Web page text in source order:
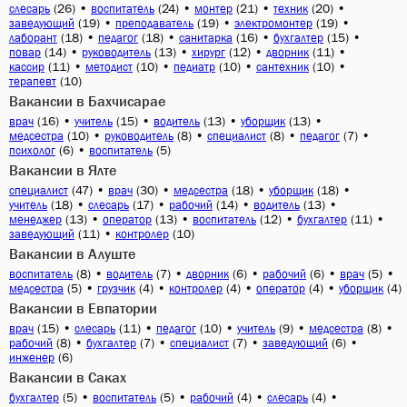
слесарь (26) • воспитатель (24) • монтер (21) • техник (20) •
заведующий (19) • преподаватель (19) • электромонтер (19) •
лаборант (18) • педагог (18) • санитарка (16) • бухгалтер (15) •
повар (14) • руководитель (13) • хирург (12) • дворник (11) •
кассир (11) • методист (10) • педиатр (10) • сантехник (10) •
терапевт (10)
Вакансии в Бахчисарае
врач (16) • учитель (15) • водитель (13) • уборщик (13) •
медсестра (10) • руководитель (8) • специалист (8) • педагог (7) •
психолог (6) • воспитатель (5)
Вакансии в Ялте
специалист (47) • врач (30) • медсестра (18) • уборщик (18) •
учитель (18) • слесарь (17) • рабочий (14) • водитель (13) •
менеджер (13) • оператор (13) • воспитатель (12) • бухгалтер (11) •
заведующий (11) • контролер (10)
Вакансии в Алуште
воспитатель (8) • водитель (7) • дворник (6) • рабочий (6) • врач (5) •
медсестра (5) • грузчик (4) • контролер (4) • оператор (4) • уборщик (4)
Вакансии в Евпатории
врач (15) • слесарь (11) • педагог (10) • учитель (9) • медсестра (8) •
рабочий (8) • бухгалтер (7) • специалист (7) • заведующий (6) •
инженер (6)
Вакансии в Саках
бухгалтер (5) • воспитатель (5) • рабочий (4) • слесарь (4) •